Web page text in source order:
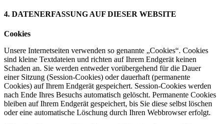
4. DATENERFASSUNG AUF DIESER WEBSITE
Cookies
Unsere Internetseiten verwenden so genannte „Cookies“. Cookies
sind kleine Textdateien und richten auf Ihrem Endgerät keinen
Schaden an. Sie werden entweder vorübergehend für die Dauer
einer Sitzung (Session-Cookies) oder dauerhaft (permanente
Cookies) auf Ihrem Endgerät gespeichert. Session-Cookies werden
nach Ende Ihres Besuchs automatisch gelöscht. Permanente Cookies
bleiben auf Ihrem Endgerät gespeichert, bis Sie diese selbst löschen
oder eine automatische Löschung durch Ihren Webbrowser erfolgt.